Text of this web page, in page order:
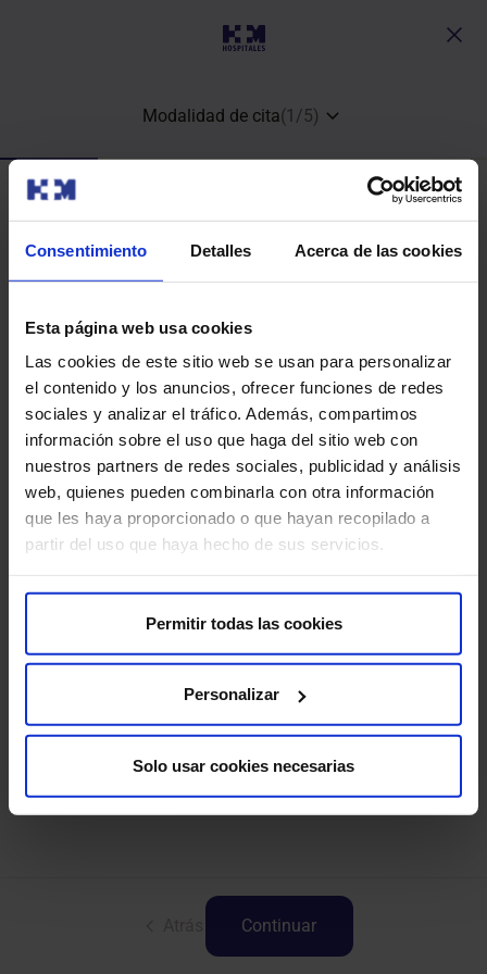
Consentimiento Detalles Acerca de las cookies
Esta página web usa cookies
Las cookies de este sitio web se usan para personalizar
el contenido y los anuncios, ofrecer funciones de redes
sociales y analizar el tráfico. Además, compartimos
información sobre el uso que haga del sitio web con
nuestros partners de redes sociales, publicidad y análisis
web, quienes pueden combinarla con otra información
que les haya proporcionado o que hayan recopilado a
partir del uso que haya hecho de sus servicios.
Permitir todas las cookies
Personalizar
Solo usar cookies necesarias
Modalidad de cita(1 /5)
Radiología
Continuar